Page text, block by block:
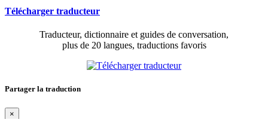
Télécharger traducteur
Traducteur, dictionnaire et guides de conversation,
plus de 20 langues, traductions favoris
Partager la traduction
×